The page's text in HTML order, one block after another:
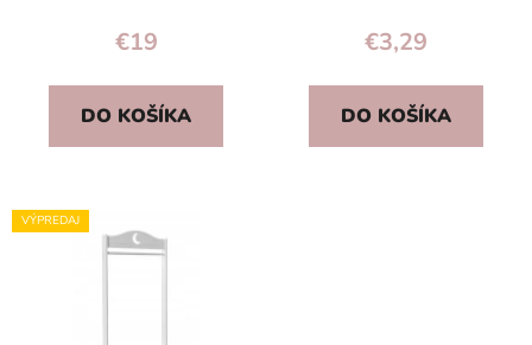
€19
DO KOŠÍKA
€3,29
DO KOŠÍKA
VÝPREDAJ